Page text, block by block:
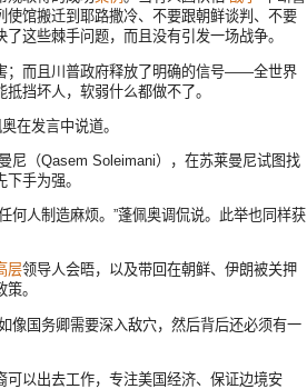
使馆搬迁到耶路撒冷、不要跟朝鲜谈判、不要
这些棘手问题，而且没有引发一场战争。
；而且川普政府释放了明确的信号——全世界
挡坏人，软弱什么都做不了。
在发言中说道。
尼（Qasem Soleimani），在苏莱曼尼试图找
手为强。
何人制造麻烦。”蓬佩奥调侃说。此举也同样获
层领导人会晤，以及带回在朝鲜、伊朗被关押
。
像国务卿需要深入敌穴，然后背后还必须有一
以出去工作，专注美国经济、保证边境安